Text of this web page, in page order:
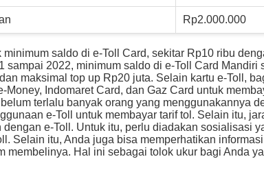
Rp2.000.000
minimum saldo di e-Toll Card, sekitar Rp10 ribu
sampai 2022, minimum saldo di e-Toll Card
maksimal top up Rp20 juta. Selain kartu e-Toll,
Money, Indomaret Card, dan Gaz Card untuk
terlalu banyak orang yang menggunakannya
e-Toll untuk membayar tarif tol. Selain itu,
e-Toll. Untuk itu, perlu diadakan sosialisasi
Selain itu, Anda juga bisa memperhatikan
membelinya. Hal ini sebagai tolok ukur bagi Anda